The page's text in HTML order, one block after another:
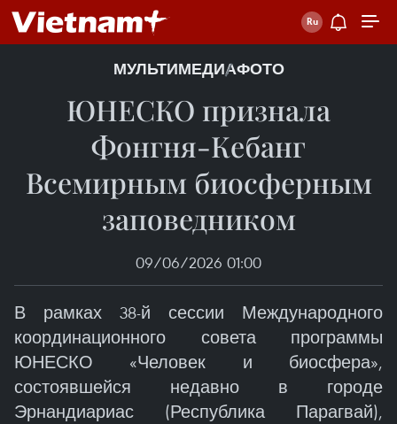
МУЛЬТИМЕДИАФОТО
ЮНЕСКО признала
Фонгня-Кебанг
Всемирным биосферным
заповедником
09/06/2026 01:00
В рамках 38-й сессии Международного
координационного совета программы
ЮНЕСКО «Человек и биосфера»,
состоявшейся недавно в городе
Эрнандиариас (Республика Парагвай),